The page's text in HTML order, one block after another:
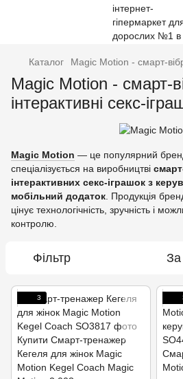
Каталог Magic Motion - смарт-
Magic Motion - смарт-
інтерактивні секс-
Magic Motion — це популярний
спеціалізується на виробництві
інтерактивних секс-іграшок з
мобільний додаток. Продукція
цінує технологічність, зручність і
контролю.
Фільтр За
3